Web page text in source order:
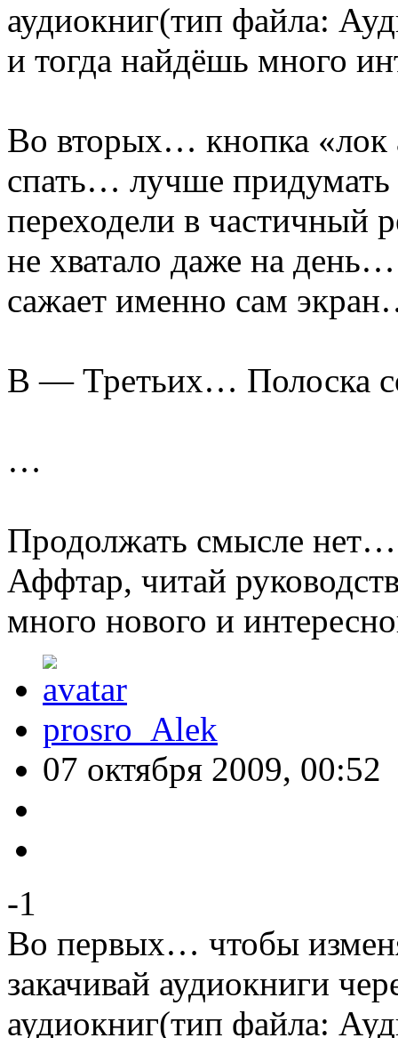
аудиокниг(тип файла:
и тогда найдёшь много
Во вторых… кнопка «лок
спать… лучше
переходели в частичный
не хватало даже на
сажает именно сам
В — Третьих… Полоска
…
Продолжать смысле нет…
Аффтар, читай
много нового и
prosro_Alek
07 октября 2009, 00:52
-1
Во первых… чтобы
закачивай аудиокниги
аудиокниг(тип файла: